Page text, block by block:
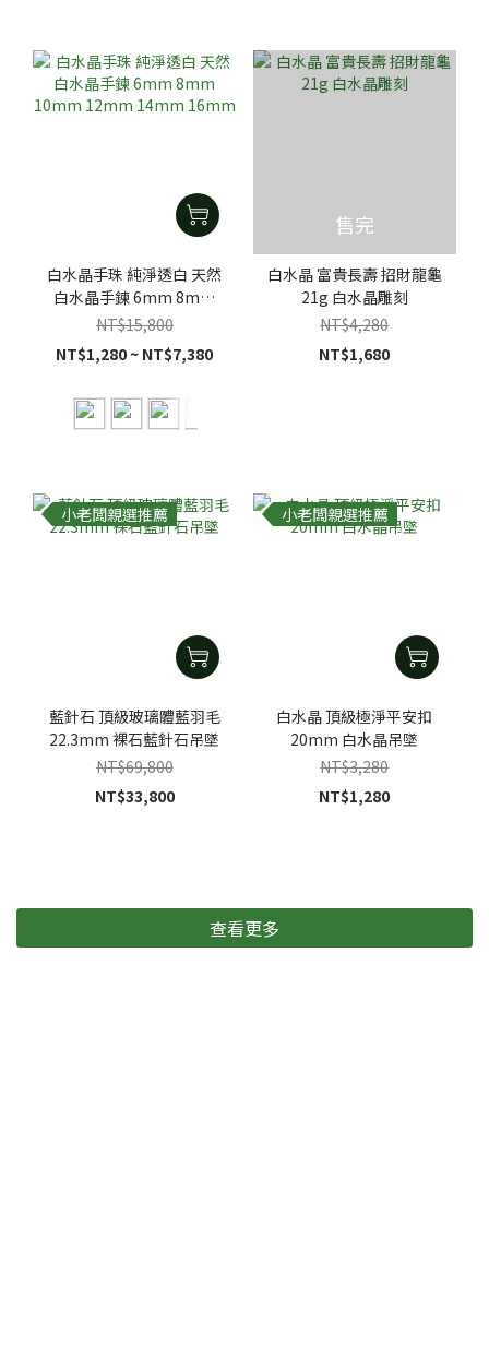
白水晶手珠 純淨透白 天然
白水晶手鍊 6mm 8mm
10mm 12mm 14mm
NT$15,800
NT$1,280 ~ NT$7,380
售完
白水晶 富貴長壽 招財龍龜
21g 白水晶雕刻
NT$4,280
NT$1,680
小老闆親選推薦
藍針石 頂級玻璃體藍羽毛
22.3mm 裸石藍針石吊墜
NT$69,800
NT$33,800
小老闆親選推薦
白水晶 頂級極淨平安扣
20mm 白水晶吊墜
NT$3,280
NT$1,280
查看更多